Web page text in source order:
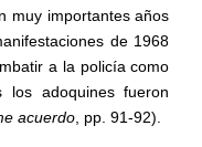
muy importantes años
de 1968
a la policía como
adoquines fueron
acuerdo, pp. 91-92).